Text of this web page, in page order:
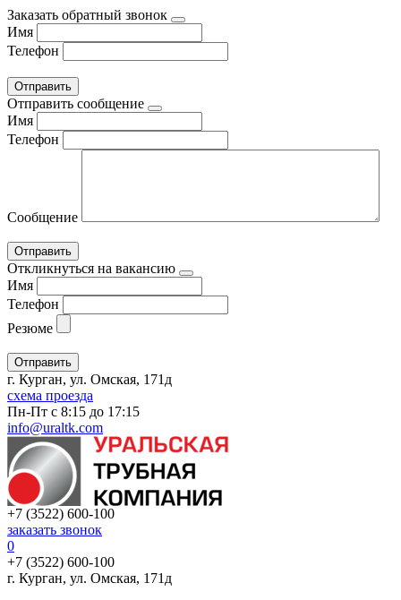
Заказать обратный звонок
Имя
Телефон
Отправить сообщение
Имя
Телефон
Сообщение
Откликнуться на вакансию
Имя
Телефон
Резюме
г. Курган, ул. Омская, 171д
схема проезда
Пн-Пт с 8:15 до 17:15
info@uraltk.com
+7 (3522) 600-100
заказать звонок
0
+7 (3522) 600-100
г. Курган, ул. Омская, 171д